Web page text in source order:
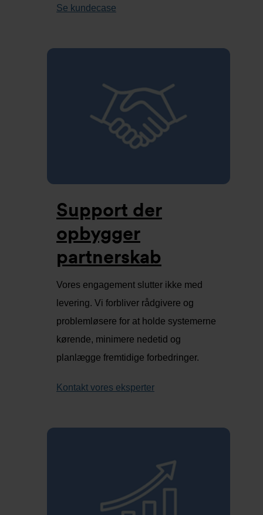
Se kundecase
Support der
opbygger
partnerskab
Vores engagement slutter ikke med
levering. Vi forbliver rådgivere og
problemløsere for at holde systemerne
kørende, minimere nedetid og
planlægge fremtidige forbedringer.
Kontakt vores eksperter